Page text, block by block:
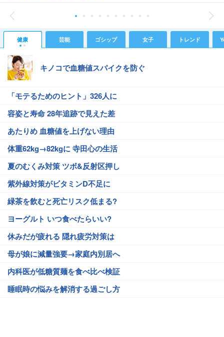
健康 芸能 ゴシップ 女子 トレンド
キノコで血糖値スパイクを防ぐ
「モテるためのヒント」326人に
容姿と寿命 28年追跡で見えた差
あたりめ 血糖値を上げない理由
体重62kg→82kgに 寺田心の生活
夏のむくみ対策 ツボ&反射区押し
紫外線対策がビタミンD不足に
緑茶を飲むと死亡リスク低まる?
ヨーグルト いつ食べたらいい?
休みだが疲れる 隠れ疲労対策は
母が娘に減量強要→家庭内別居へ
内科医が低糖質麺を食べ比べ検証
睡眠時の悩みを解消する過ごし方